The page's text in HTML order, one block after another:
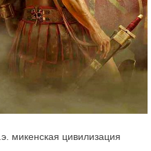
микенская цивилизация